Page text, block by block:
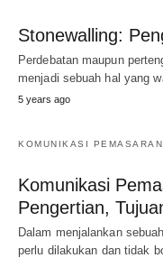
Stonewalling:
Perdebatan maupun
menjadi sebuah hal yang
5 years ago
KOMUNIKASI PEMASARAN
Komunikasi
Pengertian,
Dalam menjalankan
perlu dilakukan dan tidak